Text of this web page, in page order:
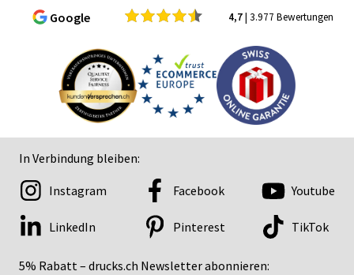
Google 4,7| 3.977 Bewertungen
In Verbindung bleiben:
5% Rabatt – drucks.ch Newsletter abonnieren:
Instagram Facebook Youtube
LinkedIn Pinterest TikTok